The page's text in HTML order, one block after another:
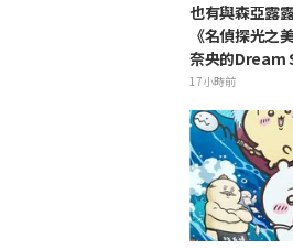
也有與森亞露
《名偵探光之
奈央的Dream
發「是奥祕·暗
17小時前